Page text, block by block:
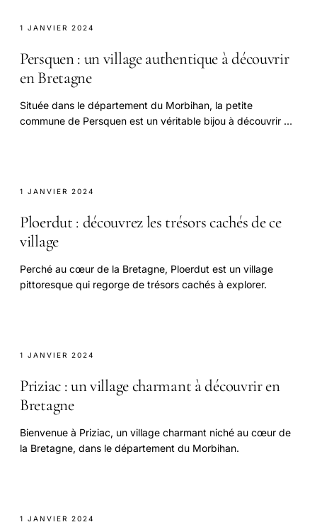
1 JANVIER 2024
Persquen : un village authentique à découvrir
en Bretagne
Située dans le département du Morbihan, la petite
commune de Persquen est un véritable bijou à découvrir en
1 JANVIER 2024
Ploerdut : découvrez les trésors cachés de ce
village
Perché au cœur de la Bretagne, Ploerdut est un village
pittoresque qui regorge de trésors cachés à explorer.
1 JANVIER 2024
Priziac : un village charmant à découvrir en
Bretagne
Bienvenue à Priziac, un village charmant niché au cœur de
la Bretagne, dans le département du Morbihan.
1 JANVIER 2024